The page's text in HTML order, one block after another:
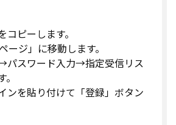
コピーします。
ージ」に移動します。
パスワード入力→指定受信リス
ンを貼り付けて「登録」ボタン